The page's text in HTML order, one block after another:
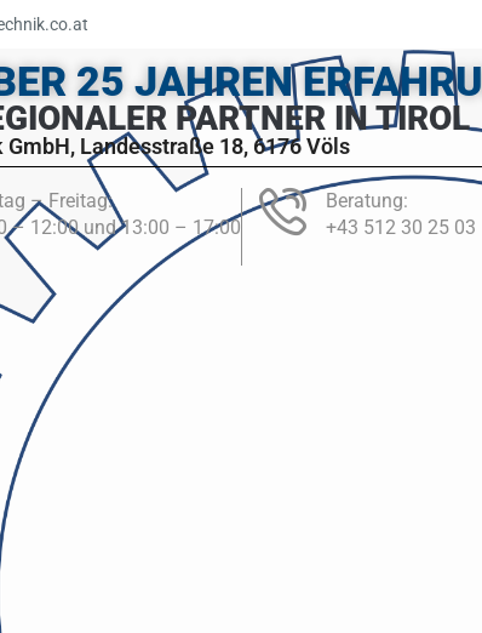
25 JAHREN
PARTNER IN TIROL
GmbH, Landesstraße 18, 6176 Völs
– Freitag:
– 12:00 und 13:00 – 17:00
Beratung:
+43 512 30 25 03